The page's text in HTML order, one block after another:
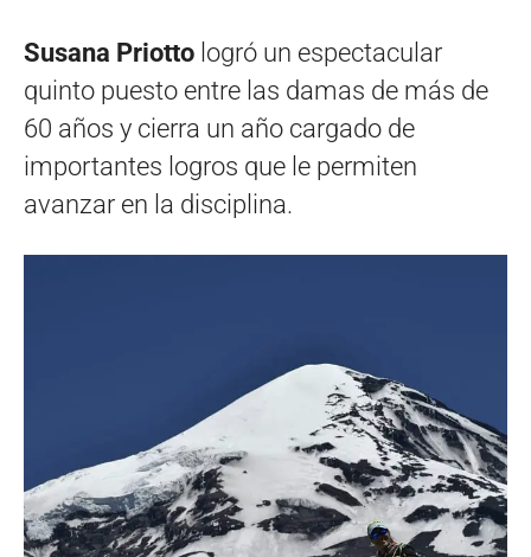
Susana Priotto logró un espectacular
quinto puesto entre las damas de más de
60 años y cierra un año cargado de
importantes logros que le permiten
avanzar en la disciplina.